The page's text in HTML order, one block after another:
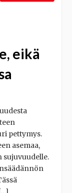
eikä
pettymys.
asemaa,
sujuvuudelle.